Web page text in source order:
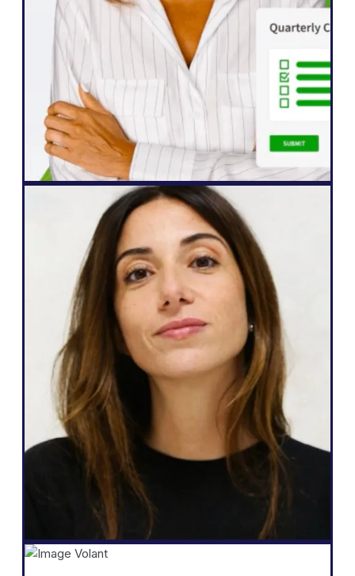
l'engagement de nos publics
internationaux, qui se montrent plus
intéressés que jamais par nos contenus.
»
John Springli
Gestionnaire principal de sites web
Agence web
« Weglot est fantastique. L'outil
correspond à mes besoins, et je peux
promettre à mes clients un moyen simple
d'ajouter des langues à leur site, une
maîtrise totale sur leurs traductions en
toute autonomie, davantage de leads, et
tout cela en quelques clics seulement. »
Salomé Amar
Fondatrice